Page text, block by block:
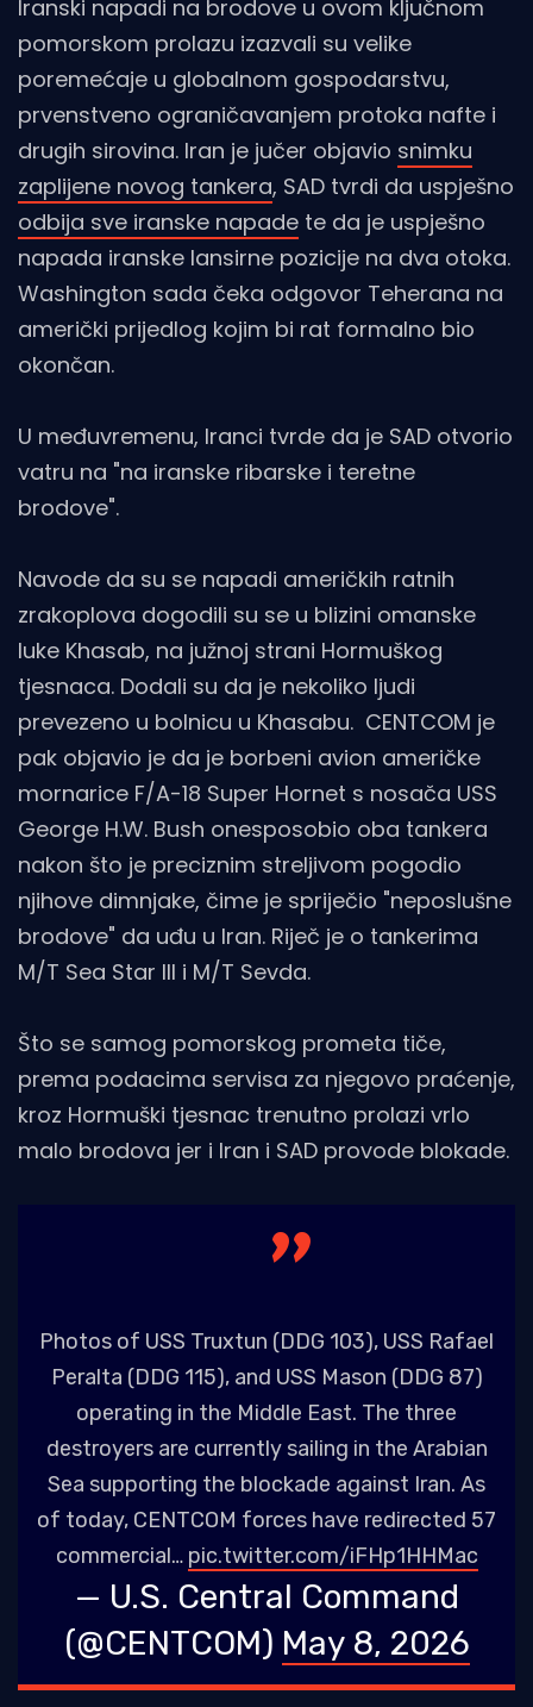
Iranski napadi na brodove u ovom ključnom
pomorskom prolazu izazvali su velike
poremećaje u globalnom gospodarstvu,
prvenstveno ograničavanjem protoka nafte i
drugih sirovina. Iran je jučer objavio snimku
zaplijene novog tankera, SAD tvrdi da uspješno
odbija sve iranske napade te da je uspješno
napada iranske lansirne pozicije na dva otoka.
Washington sada čeka odgovor Teherana na
američki prijedlog kojim bi rat formalno bio
okončan.
U međuvremenu, Iranci tvrde da je SAD otvorio
vatru na "na iranske ribarske i teretne
brodove".
Navode da su se napadi američkih ratnih
zrakoplova dogodili su se u blizini omanske
luke Khasab, na južnoj strani Hormuškog
tjesnaca. Dodali su da je nekoliko ljudi
prevezeno u bolnicu u Khasabu. CENTCOM je
pak objavio je da je borbeni avion američke
mornarice F/A-18 Super Hornet s nosača USS
George H.W. Bush onesposobio oba tankera
nakon što je preciznim streljivom pogodio
njihove dimnjake, čime je spriječio "neposlušne
brodove" da uđu u Iran. Riječ je o tankerima
M/T Sea Star III i M/T Sevda.
Što se samog pomorskog prometa tiče,
prema podacima servisa za njegovo praćenje,
kroz Hormuški tjesnac trenutno prolazi vrlo
malo brodova jer i Iran i SAD provode blokade.
Photos of USS Truxtun (DDG 103), USS Rafael
Peralta (DDG 115), and USS Mason (DDG 87)
operating in the Middle East. The three
destroyers are currently sailing in the Arabian
Sea supporting the blockade against Iran. As
of today, CENTCOM forces have redirected 57
commercial… pic.twitter.com/iFHp1HHMac
— U.S. Central Command
(@CENTCOM) May 8, 2026